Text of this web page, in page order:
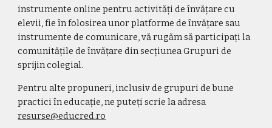
instrumente online pentru activități de învățare cu
elevii, fie în folosirea unor platforme de învățare sau
instrumente de comunicare, vă rugăm să participați la
comunitățile de învățare din secțiunea Grupuri de
sprijin colegial.
Pentru alte propuneri, inclusiv de grupuri de bune
practici în educație, ne puteți scrie la adresa
resurse@educred.ro